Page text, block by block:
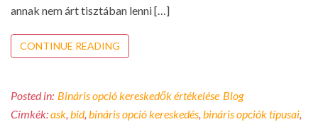
annak nem árt tisztában lenni […]
CONTINUE READING
Posted in: Bináris opció kereskedők értékelése Blog
Címkék:ask, bid, bináris opció kereskedés, bináris opciók típusai,